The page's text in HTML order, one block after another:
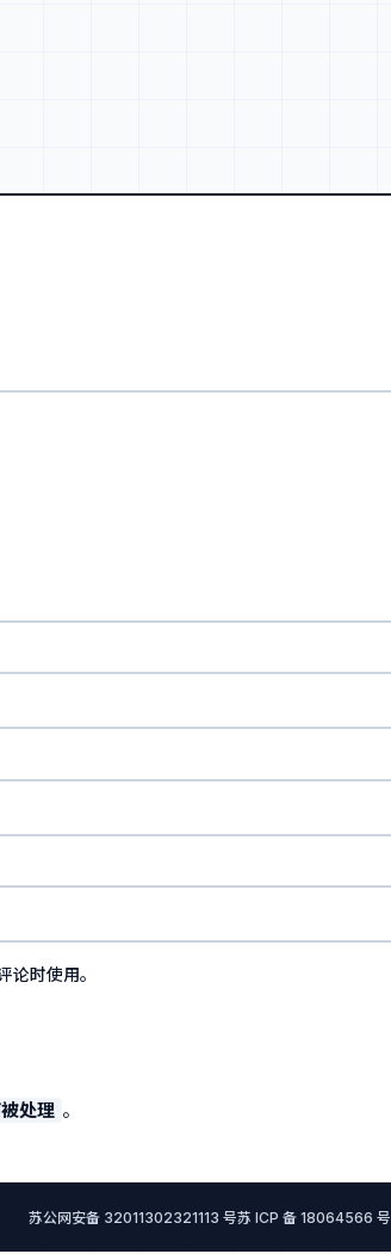
时使用。
处理 。
苏公网安备 32011302321113 号苏 ICP 备 18064566 号